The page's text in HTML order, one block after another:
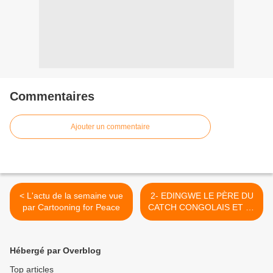
Commentaires
Ajouter un commentaire
< L'actu de la semaine vue
par Cartooning for Peace
2- EDINGWE LE PÈRE DU
CATCH CONGOLAIS ET LE
ROI DU SPECTACLE DU
Hébergé par Overblog
Top articles